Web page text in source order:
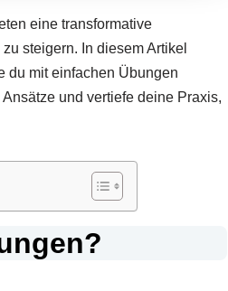
eine transformative
steigern. In diesem Artikel
du mit einfachen Übungen
und vertiefe deine Praxis,